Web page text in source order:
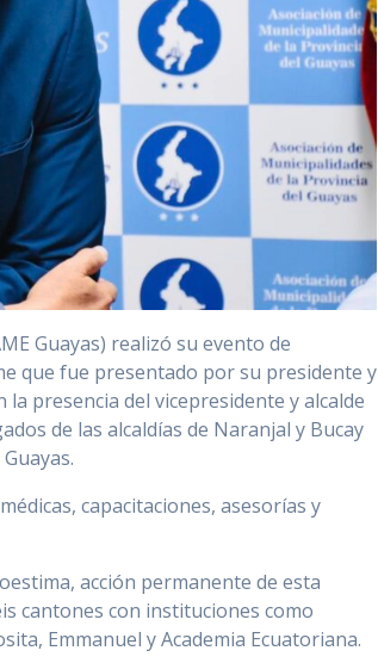
Guayas) realizó su evento de
que fue presentado por su presidente y
presencia del vicepresidente y alcalde
de las alcaldías de Naranjal y Bucay
capacitaciones, asesorías y
acción permanente de esta
cantones con instituciones como
Emmanuel y Academia Ecuatoriana.